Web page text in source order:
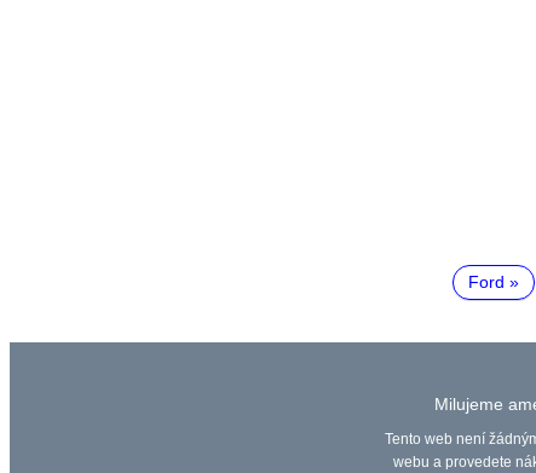
Ford
Milujeme
Tento web není
webu a provedete